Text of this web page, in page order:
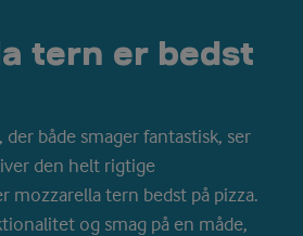
tern er bedst
der både smager fantastisk, ser
den helt rigtige
mozzarella tern bedst på pizza.
og smag på en måde,